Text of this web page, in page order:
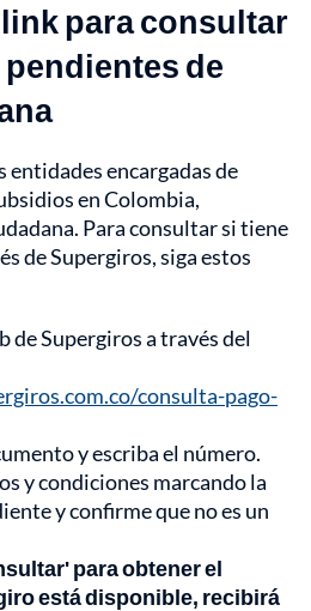
link para consultar
de
entidades encargadas de
en Colombia,
Para consultar si tiene
de Supergiros, siga estos
de Supergiros a través del
consulta-pago-
y escriba el número.
y condiciones marcando la
y confirme que no es un
para obtener el
está disponible, recibirá